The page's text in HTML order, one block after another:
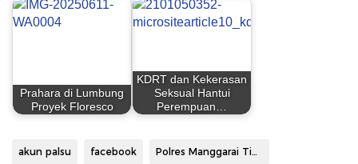
Prahara di Lumbung
Proyek Floresco
KDRT dan Kekerasan
Seksual Hantui
Perempuan…
akun palsu facebook Polres Manggarai Timur